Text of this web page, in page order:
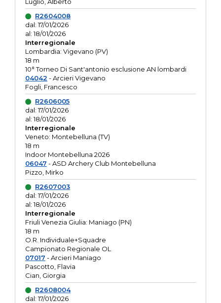
R2604008
dal: 17/01/2026
al: 18/01/2026
Interregionale
Lombardia: Vigevano (PV)
18 m
10° Torneo Di Sant'antonio esclusione AN lombardi
04042 - Arcieri Vigevano
Fogli, Francesco
R2606005
dal: 17/01/2026
al: 18/01/2026
Interregionale
Veneto: Montebelluna (TV)
18 m
Indoor Montebelluna 2026
06047 - ASD Archery Club Montebelluna
Pizzo, Mirko
R2607003
dal: 17/01/2026
al: 18/01/2026
Interregionale
Friuli Venezia Giulia: Maniago (PN)
18 m
O.R. Individuale+Squadre
Campionato Regionale OL
07017 - Arcieri Maniago
Pascotto, Flavia
Cian, Giorgia
R2608004
dal: 17/01/2026